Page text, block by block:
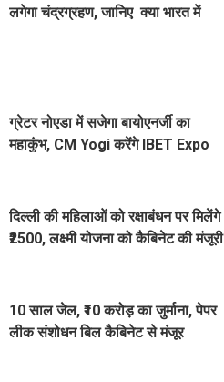
लगेगा चंद्रग्रहण, जानिए क्या भारत में
ग्रेटर नोएडा में सजेगा बायोएनर्जी का
महाकुंभ, CM Yogi करेंगे IBET Expo
दिल्ली की महिलाओं को रक्षाबंधन पर मिलेंगे
₹2500, लक्ष्मी योजना को कैबिनेट की मंजूरी
10 साल जेल, ₹10 करोड़ का जुर्माना, पेपर
लीक संशोधन बिल कैबिनेट से मंजूर